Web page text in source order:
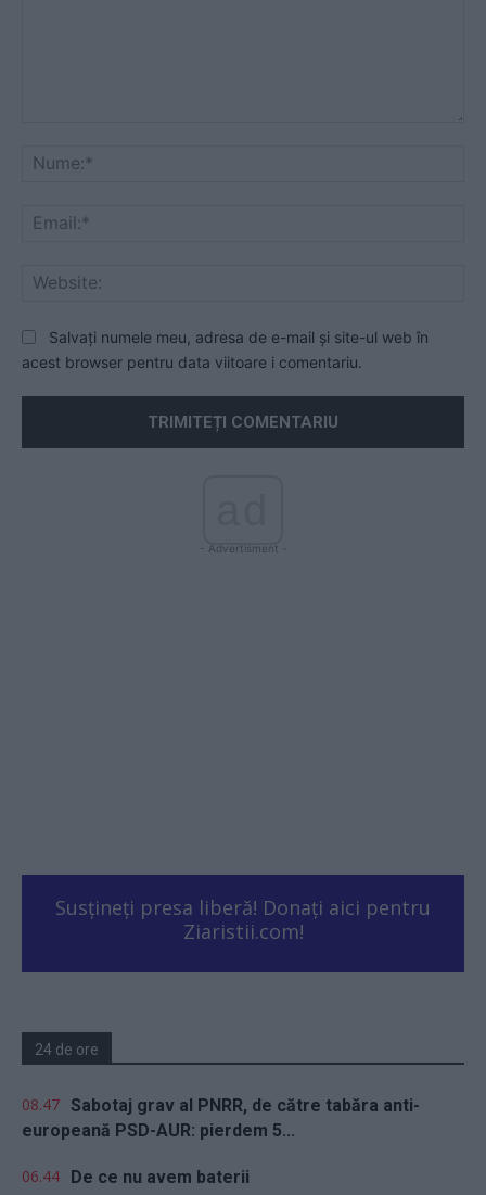
Salvați numele meu, adresa de e-mail și site-ul web în
acest browser pentru data viitoare i comentariu.
- Advertisment -
Susțineți presa liberă! Donați aici pentru
Ziaristii.com!
24 de ore
08.47 Sabotaj grav al PNRR, de către tabăra anti-
europeană PSD-AUR: pierdem 5...
06.44 De ce nu avem baterii